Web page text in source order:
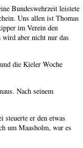
Bundeswehrzeit leistete
Uns allen ist Thomas
im Verein den
wird aber nicht nur das
die Kieler Woche
Nach seinem
er den etwas
um Maasholm, war es